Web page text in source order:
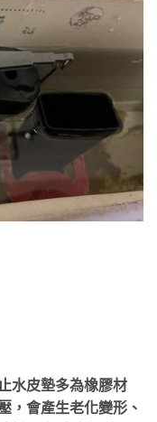
水皮墊多為橡膠材
，會產生老化變形、